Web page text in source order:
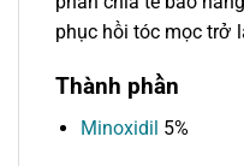
phục hồi tóc mọc trở
Thành phần
Minoxidil 5%